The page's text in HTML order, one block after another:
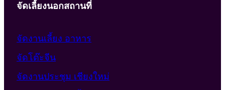
จัดเลี้ยงนอกสถานที่
จัดงานเลี้ยง อาหาร
จัดโต๊ะจีน
จัดงานประชุม เชียงใหม่